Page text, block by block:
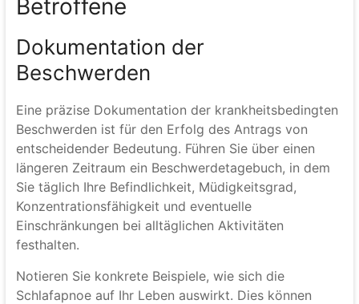
Betroffene
Dokumentation der
Beschwerden
Eine präzise Dokumentation der krankheitsbedingten
Beschwerden ist für den Erfolg des Antrags von
entscheidender Bedeutung. Führen Sie über einen
längeren Zeitraum ein Beschwerdetagebuch, in dem
Sie täglich Ihre Befindlichkeit, Müdigkeitsgrad,
Konzentrationsfähigkeit und eventuelle
Einschränkungen bei alltäglichen Aktivitäten
festhalten.
Notieren Sie konkrete Beispiele, wie sich die
Schlafapnoe auf Ihr Leben auswirkt. Dies können